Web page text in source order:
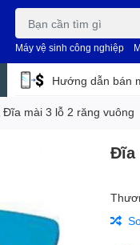
Máy vệ sinh công nghiệp
Hướng dẫn bán
Đĩa mài 3 lỗ 2 răng vuông
Đĩa